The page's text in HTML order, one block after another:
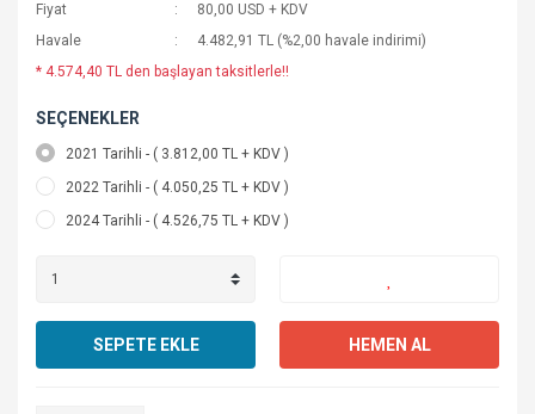
Fiyat
80,00 USD + KDV
Havale
4.482,91 TL (%2,00 havale indirimi)
* 4.574,40 TL den başlayan taksitlerle!!
SEÇENEKLER
2021 Tarihli - ( 3.812,00 TL + KDV )
2022 Tarihli - ( 4.050,25 TL + KDV )
2024 Tarihli - ( 4.526,75 TL + KDV )
SEPETE EKLE HEMEN AL